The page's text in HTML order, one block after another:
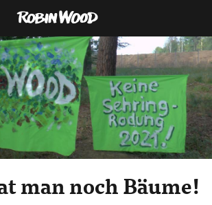
man noch Bäume!